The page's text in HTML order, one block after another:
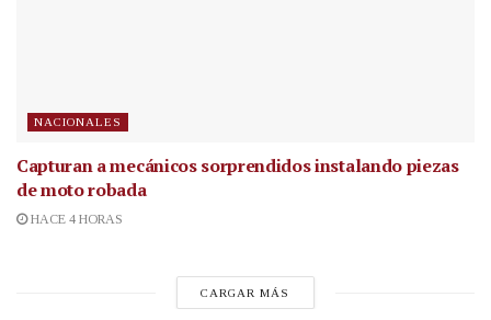
NACIONALES
Capturan a mecánicos sorprendidos instalando piezas
de moto robada
HACE 4 HORAS
CARGAR MÁS